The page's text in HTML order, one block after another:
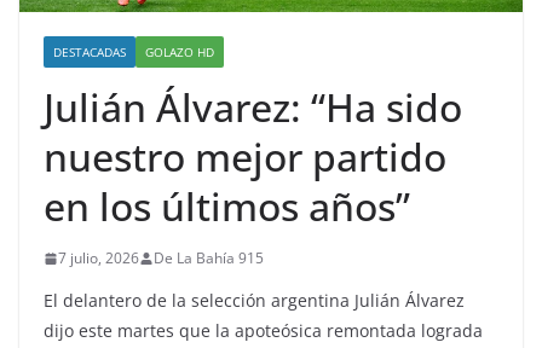
DESTACADAS GOLAZO HD
Julián Álvarez: “Ha sido
nuestro mejor partido
en los últimos años”
7 julio, 2026 De La Bahía 915
El delantero de la selección argentina Julián Álvarez
dijo este martes que la apoteósica remontada lograda